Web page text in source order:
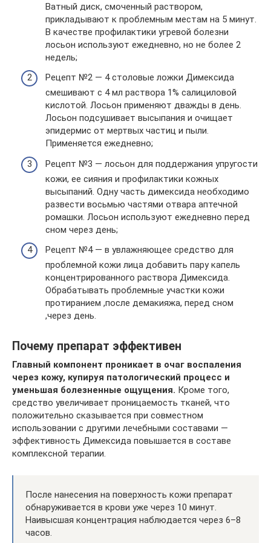
Ватный диск, смоченный раствором,
прикладывают к проблемным местам на 5 минут.
В качестве профилактики угревой болезни
лосьон используют ежедневно, но не более 2
недель;
Рецепт №2 — 4 столовые ложки Димексида
смешивают с 4 мл раствора 1% салициловой
кислотой. Лосьон применяют дважды в день.
Лосьон подсушивает высыпания и очищает
эпидермис от мертвых частиц и пыли.
Применяется ежедневно;
Рецепт №3 — лосьон для поддержания упругости
кожи, ее сияния и профилактики кожных
высыпаний. Одну часть димексида необходимо
развести восьмью частями отвара аптечной
ромашки. Лосьон используют ежедневно перед
сном через день;
Рецепт №4 — в увлажняющее средство для
проблемной кожи лица добавить пару капель
концентрированного раствора Димексида.
Обрабатывать проблемные участки кожи
протиранием ,после демакияжа, перед сном
,через день.
Почему препарат эффективен
Главный компонент проникает в очаг воспаления
через кожу, купируя патологический процесс и
уменьшая болезненные ощущения. Кроме того,
средство увеличивает проницаемость тканей, что
положительно сказывается при совместном
использовании с другими лечебными составами —
эффективность Димексида повышается в составе
комплексной терапии.
После нанесения на поверхность кожи препарат
обнаруживается в крови уже через 10 минут.
Наивысшая концентрация наблюдается через 6–8
часов.